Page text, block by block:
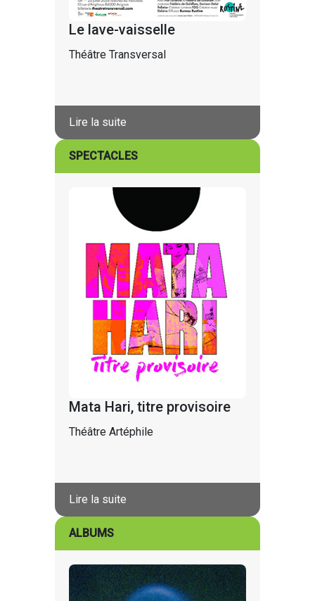
Le lave-vaisselle
Théâtre Transversal
Lire la suite
SPECTACLES
Mata Hari, titre provisoire
Théâtre Artéphile
Lire la suite
ALBUMS